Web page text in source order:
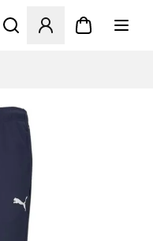
Åbner en Modal til at